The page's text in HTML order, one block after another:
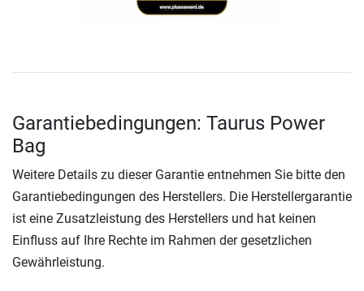
Garantiebedingungen: Taurus Power
Bag
Weitere Details zu dieser Garantie entnehmen Sie bitte den
Garantiebedingungen des Herstellers. Die Herstellergarantie
ist eine Zusatzleistung des Herstellers und hat keinen
Einfluss auf Ihre Rechte im Rahmen der gesetzlichen
Gewährleistung.